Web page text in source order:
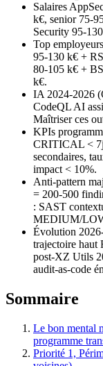
Salaires
k€, senior 75-
Security 95-
Top
95-130 k€ +
80-105 k€ +
k€.
IA 2024-2026
CodeQL AI
Maîtriser ces
KPIs
CRITICAL <
secondaires,
impact < 10%.
Anti-pattern
= 200-500
: SAST
MEDIUM/
Évolution
trajectoire haut
post-XZ Utils
audit-as-code
Sommaire
Le bon mental
programme
Priorité 1,